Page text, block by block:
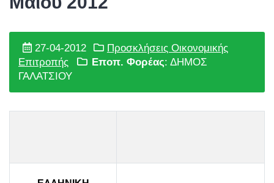
27-04-2012
Προσκλήσεις Οικονομικής
Επιτροπής
Εποπ. Φορέας: ΔΗΜΟΣ
ΓΑΛΑΤΣΙΟΥ